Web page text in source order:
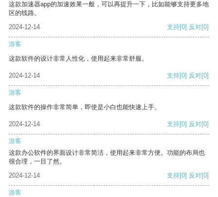
这款加速器app的加速效果一般，可以再提升一下，比如能够支持更多地
区的线路。
2024-12-14
支持[0] 反对[0]
游客
这款软件的设计非常人性化，使用起来非常舒服。
2024-12-14 支持[0] 反对[0]
游客
这款软件的操作非常简单，即使是小白也能快速上手。
2024-12-14 支持[0] 反对[0]
游客
这款办公软件的界面设计非常简洁，使用起来非常方便。功能的布局也
很合理，一目了然。
2024-12-14
支持[0] 反对[0]
游客